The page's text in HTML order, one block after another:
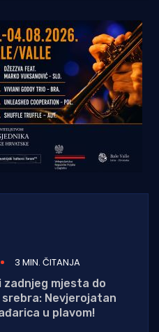
3 MIN. ČITANJA
zadnjeg mjesta do
Nevjerojatan
u plavom!